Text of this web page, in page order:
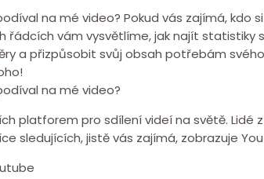
na mé video? Pokud vás zajímá,
řádcích vám vysvětlíme, jak najít
a přizpůsobit svůj obsah potřebám
na mé video?
platforem pro sdílení videí na světě.
sledujících, jistě vás zajímá, zobrazuje